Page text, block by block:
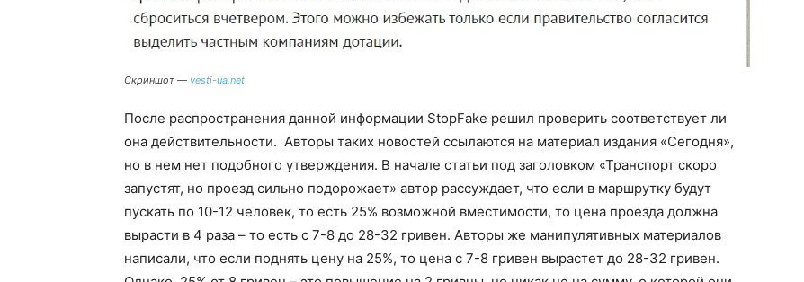
Скриншот — vesti-ua.net
После распространения данной информации StopFake решил проверить соответствует ли
она действительности. Авторы таких новостей ссылаются на материал издания «Сегодня»,
но в нем нет подобного утверждения. В начале статьи под заголовком «Транспорт скоро
запустят, но проезд сильно подорожает» автор рассуждает, что если в маршрутку будут
пускать по 10-12 человек, то есть 25% возможной вместимости, то цена проезда должна
вырасти в 4 раза – то есть с 7-8 до 28-32 гривен. Авторы же манипулятивных материалов
написали, что если поднять цену на 25%, то цена с 7-8 гривен вырастет до 28-32 гривен.